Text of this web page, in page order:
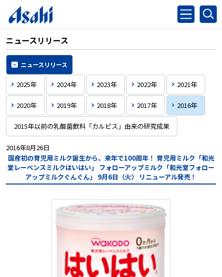
ニュースリリース
ニュースリリース
2025年 2024年 2023年 2022年 2021年
2020年 2019年 2018年 2017年 2016年
2015年以前の乳酸菌飲料「カルピス」由来の研究成果
2016年8月26日
国産初の育児用ミルク誕生から、来年で100周年！ 育児用ミルク「和光
堂レーベンスミルクはいはい」
フォローアップミルク「和光堂フォロー
アップミルクぐんぐん」
9月6日（火） リニューアル発売！